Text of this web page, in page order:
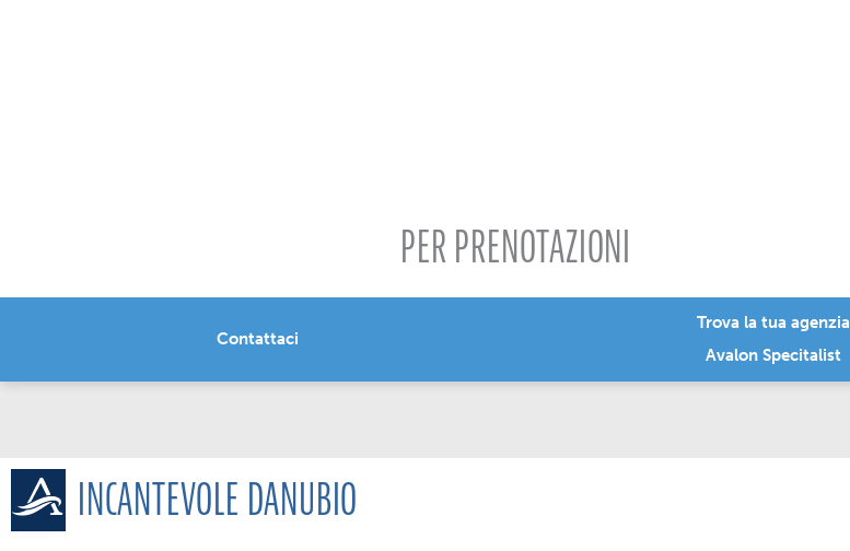
PER PRENOTAZIONI
Contattaci
Trova la tua agenzia
Avalon Specitalist
INCANTEVOLE DANUBIO